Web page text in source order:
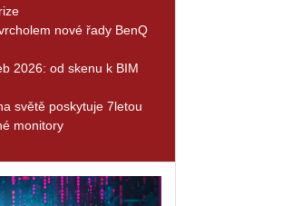
nové řady BenQ
2026: od skenu k BIM
světě poskytuje 7letou
monitory